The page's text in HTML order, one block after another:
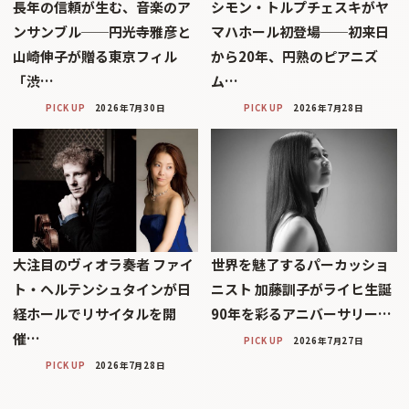
長年の信頼が生む、音楽のア
ンサンブル──円光寺雅彦と
山崎伸子が贈る東京フィル
「渋…
PICK UP 2026年7月30日
シモン・トルプチェスキがヤ
マハホール初登場──初来日
から20年、円熟のピアニズ
ム…
PICK UP 2026年7月28日
大注目のヴィオラ奏者 ファイ
ト・ヘルテンシュタインが日
経ホールでリサイタルを開
催…
PICK UP 2026年7月28日
世界を魅了するパーカッショ
ニスト 加藤訓子がライヒ生誕
90年を彩るアニバーサリー…
PICK UP 2026年7月27日